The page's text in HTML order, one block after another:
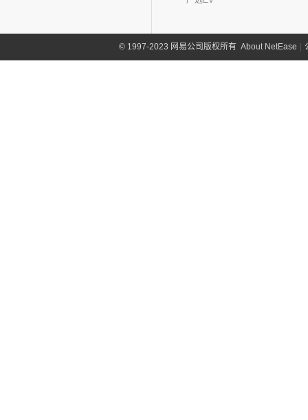
©1997-2023 网易公司版权所有 About NetEase